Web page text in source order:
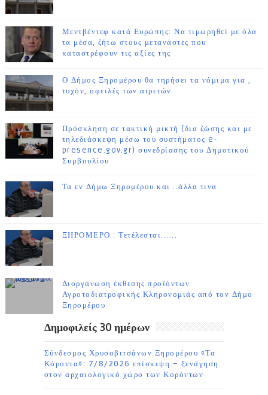
Μεντβέντεφ κατά Ευρώπης: Να τιμωρηθεί με όλα
τα μέσα, ζήτω στους μετανάστες που
καταστρέφουν τις αξίες της
Ο Δήμος Ξηρομέρου θα τηρήσει τα νόμιμα για ,
τυχόν, οφειλές των αιρετών
Πρόσκληση σε τακτική μικτή (δια ζώσης και με
τηλεδιάσκεψη μέσω του συστήματος e-
presence.gov.gr) συνεδρίασης του Δημοτικού
Συμβουλίου
Τα εν Δήμω Ξηρομέρου και ..άλλα τινα
ΞΗΡΟΜΕΡΟ : Τετέλεσται......
Διοργάνωση έκθεσης προϊόντων
Αγροτοδιατροφικής Κληρονομιάς από τον Δήμο
Ξηρομέρου
Δημοφιλείς 30 ημέρων
Σύνδεσμος Χρυσοβιτσάνων Ξηρομέρου «Τα
Κόροντα»: 7/8/2026 επίσκεψη – ξενάγηση
στον αρχαιολογικό χώρο των Κορόντων